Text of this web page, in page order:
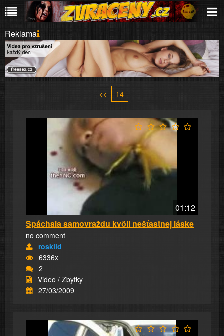
Reklama
<< 14
01:12
Spáchala samovraždu kvôli nešťastnej láske
no comment
roskild
6336x
2
Video / Zbytky
27/03/2009